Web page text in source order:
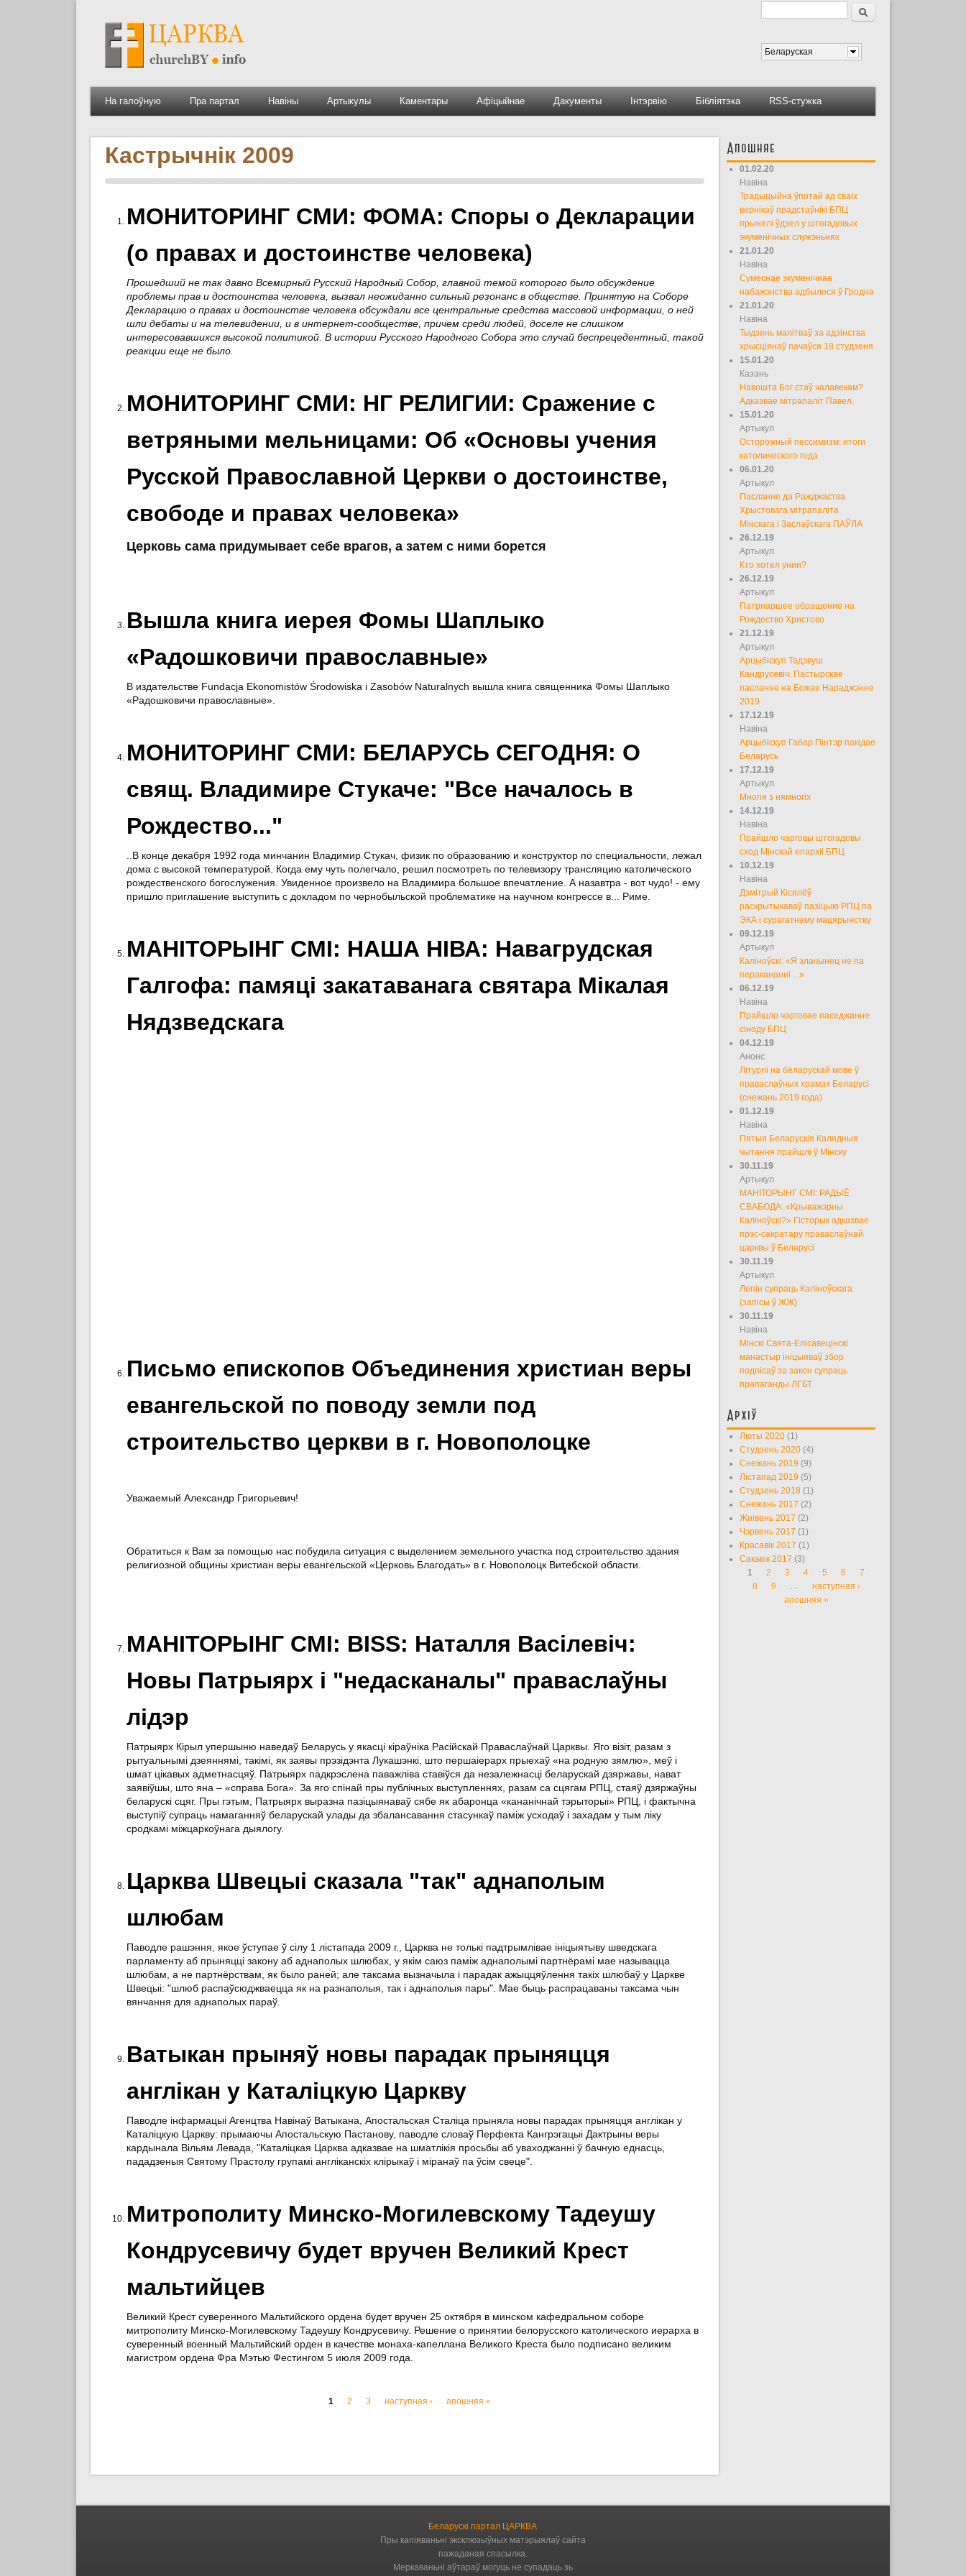
Форма пошуку
Пошук
Беларуская
На галоўную Пра партал Навіны Артыкулы Каментары Афіцыйнае Дакументы Інтэрвію Бібліятэка RSS-стужка
Кастрычнік 2009
МОНИТОРИНГ СМИ: ФОМА: Споры о Декларации
(о правах и достоинстве человека)
Прошедший не так давно Всемирный Русский Народный Собор, главной темой которого было обсуждение
проблемы прав и достоинства человека, вызвал неожиданно сильный резонанс в обществе. Принятую на Соборе
Декларацию о правах и достоинстве человека обсуждали все центральные средства массовой информации, о ней
шли дебаты и на телевидении, и в интернет-сообществе, причем среди людей, доселе не слишком
интересовавшихся высокой политикой. В истории Русского Народного Собора это случай беспрецедентный, такой
реакции еще не было.
МОНИТОРИНГ СМИ: НГ РЕЛИГИИ: Сражение с
ветряными мельницами: Об «Основы учения
Русской Православной Церкви о достоинстве,
свободе и правах человека»
Церковь сама придумывает себе врагов, а затем с ними борется
Вышла книга иерея Фомы Шаплыко
«Радошковичи православные»
В издательстве Fundacja Ekonomistów Środowiska i Zasobów Naturalnych вышла книга священника Фомы Шаплыко
«Радошковичи православные».
МОНИТОРИНГ СМИ: БЕЛАРУСЬ СЕГОДНЯ: О
свящ. Владимире Стукаче: "Все началось в
Рождество..."
..В конце декабря 1992 года минчанин Владимир Стукач, физик по образованию и конструктор по специальности, лежал
дома с высокой температурой. Когда ему чуть полегчало, решил посмотреть по телевизору трансляцию католического
рождественского богослужения. Увиденное произвело на Владимира большое впечатление. А назавтра - вот чудо! - ему
пришло приглашение выступить с докладом по чернобыльской проблематике на научном конгрессе в... Риме.
МАНІТОРЫНГ СМІ: НАША НІВА: Навагрудская
Галгофа: памяці закатаванага святара Мікалая
Нядзведскага
Письмо епископов Объединения христиан веры
евангельской по поводу земли под
строительство церкви в г. Новополоцке
Уважаемый Александр Григорьевич!
Обратиться к Вам за помощью нас побудила ситуация с выделением земельного участка под строительство здания
религиозной общины христиан веры евангельской «Церковь Благодать» в г. Новополоцк Витебской области.
МАНІТОРЫНГ СМІ: BISS: Наталля Васілевіч:
Новы Патрыярх і "недасканалы" праваслаўны
лідэр
Патрыярх Кірыл упершыню наведаў Беларусь у якасці кіраўніка Расійскай Праваслаўнай Царквы. Яго візіт, разам з
рытуальнымі дзеяннямі, такімі, як заявы прэзідэнта Лукашэнкі, што першаіерарх прыехаў «на родную зямлю», меў і
шмат цікавых адметнасцяў. Патрыярх падкрэслена паважліва ставіўся да незалежнасці беларускай дзяржавы, нават
заявіўшы, што яна – «справа Бога». За яго спінай пры публічных выступленнях, разам са сцягам РПЦ, стаяў дзяржаўны
беларускі сцяг. Пры гэтым, Патрыярх выразна пазіцыянаваў сябе як абаронца «кананічнай тэрыторыі» РПЦ, і фактычна
выступіў супраць намаганняў беларускай улады да збалансавання стасункаў паміж усходаў і захадам у тым ліку
сродкамі міжцаркоўнага дыялогу.
Царква Швецыі сказала "так" аднаполым
шлюбам
Паводле рашэння, якое ўступае ў сілу 1 лістапада 2009 г., Царква не толькі падтрымлівае ініцыятыву шведскага
парламенту аб прыняцці закону аб аднаполых шлюбах, у якім саюз паміж аднаполымі партнёрамі мае называцца
шлюбам, а не партнёрствам, як было раней; але таксама вызначыла і парадак ажыццяўлення такіх шлюбаў у Царкве
Швецыі: "шлюб распаўсюджваецца як на разнаполыя, так і аднаполыя пары". Мае быць распрацаваны таксама чын
вянчання для аднаполых параў.
Ватыкан прыняў новы парадак прыняцця
англікан у Каталіцкую Царкву
Паводле інфармацыі Агенцтва Навінаў Ватыкана, Апостальская Сталіца прыняла новы парадак прыняцця англікан у
Каталіцкую Царкву: прымаючы Апостальскую Пастанову, паводле словаў Перфекта Кангрэгацыі Дактрыны веры
кардынала Вільям Левада, "Каталіцкая Царква адказвае на шматлікія просьбы аб уваходжанні ў бачную еднасць,
пададзеныя Святому Прастолу групамі англіканскіх клірыкаў і міранаў па ўсім свеце".
Митрополиту Минско-Могилевскому Тадеушу
Кондрусевичу будет вручен Великий Крест
мальтийцев
Великий Крест суверенного Мальтийского ордена будет вручен 25 октября в минском кафедральном соборе
митрополиту Минско-Могилевскому Тадеушу Кондрусевичу. Решение о принятии белорусского католического иерарха в
суверенный военный Мальтийский орден в качестве монаха-капеллана Великого Креста было подписано великим
магистром ордена Фра Мэтью Фестингом 5 июля 2009 года.
1 2 3 наступная › апошняя »
Апошняе
01.02.20
Навіна
Традыцыйна ўпотай ад сваіх
вернікаў прадстаўнікі БПЦ
прынялі ўдзел у штогадовых
экуменічных служэньнях
21.01.20
Навіна
Сумеснае экуменічнае
набажэнства адбылося ў Гродна
21.01.20
Навіна
Тыдзень малітваў за адзінства
хрысціянаў пачаўся 18 студзеня
15.01.20
Казань
Навошта Бог стаў чалавекам?
Адказвае мітрапаліт Павел.
15.01.20
Артыкул
Осторожный пессимизм: итоги
католического года
06.01.20
Артыкул
Пасланне да Ражджаства
Хрыстовага мітрапаліта
Мінскага і Заслаўскага ПАЎЛА
26.12.19
Артыкул
Кто хотел унии?
26.12.19
Артыкул
Патриаршее обращение на
Рождество Христово
21.12.19
Артыкул
Арцыбіскуп Тадэвуш
Кандрусевіч. Пастырскае
пасланне на Божае Нараджэнне
2019
17.12.19
Навіна
Арцыбіскуп Габар Пінтэр пакідае
Беларусь
17.12.19
Артыкул
Многія з нямногіх
14.12.19
Навіна
Прайшло чарговы штогадовы
сход Мінскай епархіі БПЦ
10.12.19
Навіна
Дзмітрый Кісялёў
раскрытыкаваў пазіцыю РПЦ па
ЭКА і сурагатнаму мацярынству
09.12.19
Артыкул
Каліноўскі: «Я злачынец не па
перакананні ...»
06.12.19
Навіна
Прайшло чарговае паседжанне
сіноду БПЦ
04.12.19
Анонс
Літургіі на беларускай мове ў
праваслаўных храмах Беларусі
(снежань 2019 года)
01.12.19
Навіна
Пятыя Беларускія Калядныя
чытання прайшлі ў Мінску
30.11.19
Артыкул
МАНІТОРЫНГ СМІ: РАДЫЁ
СВАБОДА: «Крыважэрны
Каліноўскі?» Гісторык адказвае
прэс-сакратару праваслаўнай
царквы ў Беларусі
30.11.19
Артыкул
Лепін супраць Каліноўскага
(запісы ў ЖЖ)
30.11.19
Навіна
Мінскі Свята-Елісавецінскі
манастыр ініцыяваў збор
подпісаў за закон супраць
прапаганды ЛГБТ
Архіў
Люты 2020 (1)
Студзень 2020 (4)
Снежань 2019 (9)
Лістапад 2019 (5)
Студзень 2018 (1)
Снежань 2017 (2)
Жнівень 2017 (2)
Чэрвень 2017 (1)
Красавік 2017 (1)
Сакавік 2017 (3)
Старонкі
1 2 3 4 5 6
7
8
9 …
наступная ›
апошняя »
Беларускі партал ЦАРКВА
Пры капіяваньні эксклюзыўных матэрыялаў сайта
пажаданая спасылка.
Меркаваньні аўтараў могуць не супадаць зь